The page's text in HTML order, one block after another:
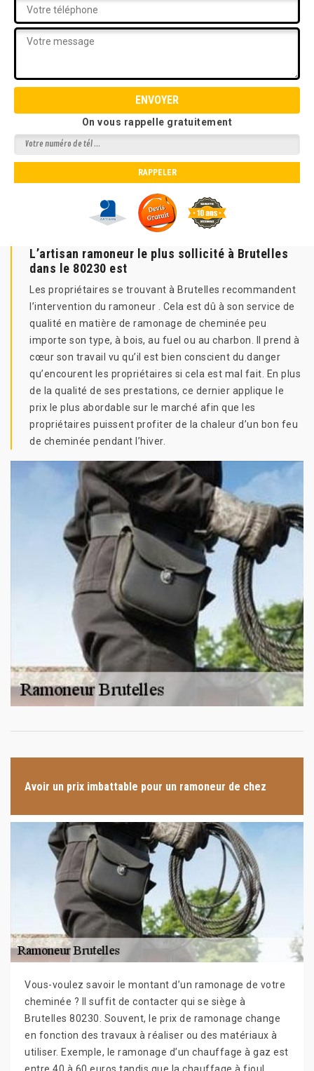
On vous rappelle gratuitement
L’artisan ramoneur le plus sollicité à Brutelles
dans le 80230 est
Les propriétaires se trouvant à Brutelles recommandent
l’intervention du ramoneur . Cela est dû à son service de
qualité en matière de ramonage de cheminée peu
importe son type, à bois, au fuel ou au charbon. Il prend à
cœur son travail vu qu’il est bien conscient du danger
qu’encourent les propriétaires si cela est mal fait. En plus
de la qualité de ses prestations, ce dernier applique le
prix le plus abordable sur le marché afin que les
propriétaires puissent profiter de la chaleur d’un bon feu
de cheminée pendant l’hiver.
Avoir un prix imbattable pour un ramoneur de chez
Vous-voulez savoir le montant d’un ramonage de votre
cheminée ? Il suffit de contacter qui se siège à
Brutelles 80230. Souvent, le prix de ramonage change
en fonction des travaux à réaliser ou des matériaux à
utiliser. Exemple, le ramonage d’un chauffage à gaz est